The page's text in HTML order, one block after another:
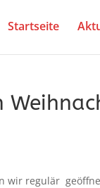
Startseite
wir regulär